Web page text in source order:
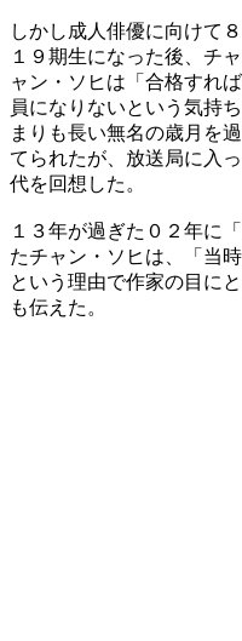
しかし成人俳優に向けて
１９期生になった後、チ
ャン・ソヒは「合格すれ
員になりないという気持
まりも長い無名の歳月を
てられたが、放送局に入
代を回想した。
１３年が過ぎた０２年に
たチャン・ソヒは、「当
という理由で作家の目に
も伝えた。